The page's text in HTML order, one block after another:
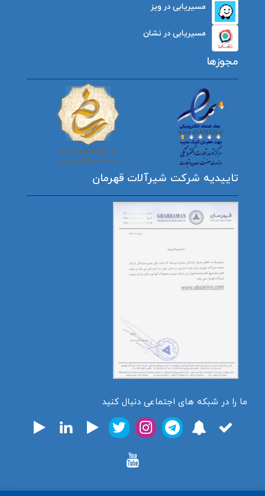
مسیریابی در ویز
مسیریابی در نشان
مجوزها
تاییدیه شرکت شیرآلات قهرمان
ما را در شبکه های اجتماعی دنبال کنید